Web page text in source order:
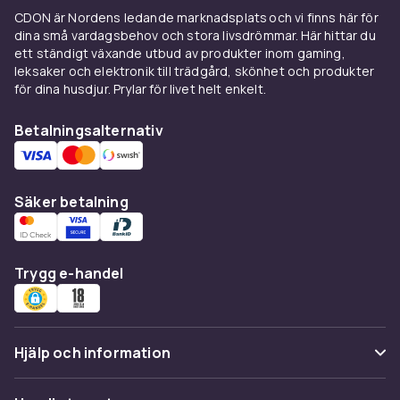
diskhoar i ett brett sortiment. Beställ online
med snabb leverans och tryggt köp.
Hitta flerköksredskaptill köket, och utforska
resten av sortimentet förhem och hushåll
CDON är Nordens ledande marknadsplats och vi finns här för
dina små vardagsbehov och stora livsdrömmar. Här hittar du
ett ständigt växande utbud av produkter inom gaming,
leksaker och elektronik till trädgård, skönhet och produkter
för dina husdjur. Prylar för livet helt enkelt.
Betalningsalternativ
Säker betalning
Trygg e-handel
Hjälp och information